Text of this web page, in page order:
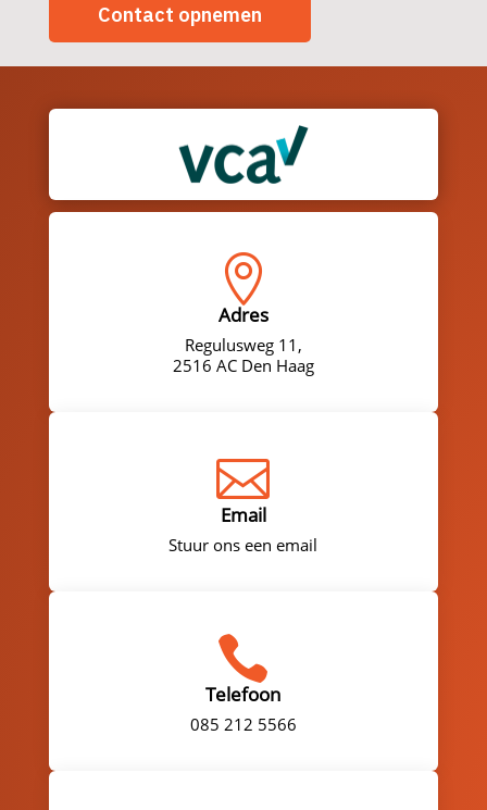
Contact opnemen

Adres
Regulusweg 11,
2516 AC Den Haag

Email
Stuur ons een email

Telefoon
085 212 5566